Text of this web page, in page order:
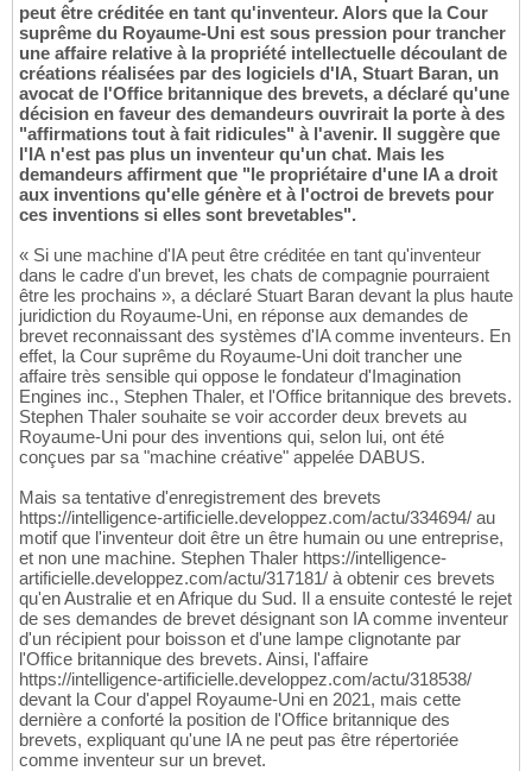
peut être créditée en tant qu'inventeur. Alors que la Cour
suprême du Royaume-Uni est sous pression pour trancher
une affaire relative à la propriété intellectuelle découlant de
créations réalisées par des logiciels d'IA, Stuart Baran, un
avocat de l'Office britannique des brevets, a déclaré qu'une
décision en faveur des demandeurs ouvrirait la porte à des
"affirmations tout à fait ridicules" à l'avenir. Il suggère que
l'IA n'est pas plus un inventeur qu'un chat. Mais les
demandeurs affirment que "le propriétaire d'une IA a droit
aux inventions qu'elle génère et à l'octroi de brevets pour
ces inventions si elles sont brevetables".
« Si une machine d'IA peut être créditée en tant qu'inventeur
dans le cadre d'un brevet, les chats de compagnie pourraient
être les prochains », a déclaré Stuart Baran devant la plus haute
juridiction du Royaume-Uni, en réponse aux demandes de
brevet reconnaissant des systèmes d'IA comme inventeurs. En
effet, la Cour suprême du Royaume-Uni doit trancher une
affaire très sensible qui oppose le fondateur d'Imagination
Engines inc., Stephen Thaler, et l'Office britannique des brevets.
Stephen Thaler souhaite se voir accorder deux brevets au
Royaume-Uni pour des inventions qui, selon lui, ont été
conçues par sa "machine créative" appelée DABUS.
Mais sa tentative d'enregistrement des brevets
https://intelligence-artificielle.developpez.com/actu/334694/ au
motif que l'inventeur doit être un être humain ou une entreprise,
et non une machine. Stephen Thaler https://intelligence-
artificielle.developpez.com/actu/317181/ à obtenir ces brevets
qu'en Australie et en Afrique du Sud. Il a ensuite contesté le rejet
de ses demandes de brevet désignant son IA comme inventeur
d'un récipient pour boisson et d'une lampe clignotante par
l'Office britannique des brevets. Ainsi, l'affaire
https://intelligence-artificielle.developpez.com/actu/318538/
devant la Cour d'appel Royaume-Uni en 2021, mais cette
dernière a conforté la position de l'Office britannique des
brevets, expliquant qu'une IA ne peut pas être répertoriée
comme inventeur sur un brevet.